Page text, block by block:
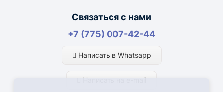
Связаться с нами
+7 (775) 007-42-44
Написать в Whatsapp
Написать на e-mail